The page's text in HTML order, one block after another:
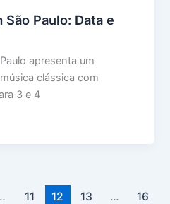
Paulo: Data e
apresenta um
clássica com
3 e 4
11 12 13 … 16